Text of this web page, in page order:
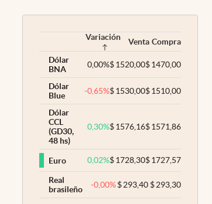
Variación Venta Compra
Dólar
BNA
0,00%$1520,00$1470,00
Dólar
Blue
-0,65%$1530,00$1510,00
Dólar
CCL
(GD30,
48 hs)
0,30%$1576,16$1571,86
Euro 0,02%$1728,30$1727,57
Real
brasileño
-0,00% $293,40 $293,30